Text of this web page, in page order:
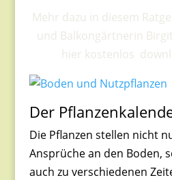
Mehr dazu in diesem
und Balkongärtnerin
hier kostenlos
Der
Die Pflanzen stellen nicht
Ansprüche an den Boden,
auch zu verschiedenen